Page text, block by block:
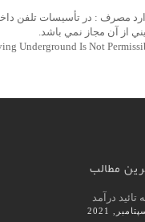
مصرف : در تأسيسات تلفن
از آن مجاز نمي باشد.
Underground Is Not
مطالب
تائید درآمد